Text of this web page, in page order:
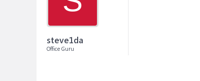
steve1da
Office Guru